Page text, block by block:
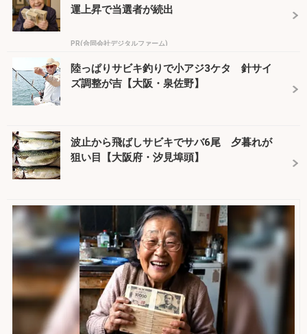
運上昇で当選者が続出
PR(合同会社デジタルファーム)
陸っぱりサビキ釣りで小アジ3ケタ 針サイ
ズ調整が吉【大阪・泉佐野】
波止から飛ばしサビキでサバ6尾 夕暮れが
狙い目【大阪府・汐見埠頭】